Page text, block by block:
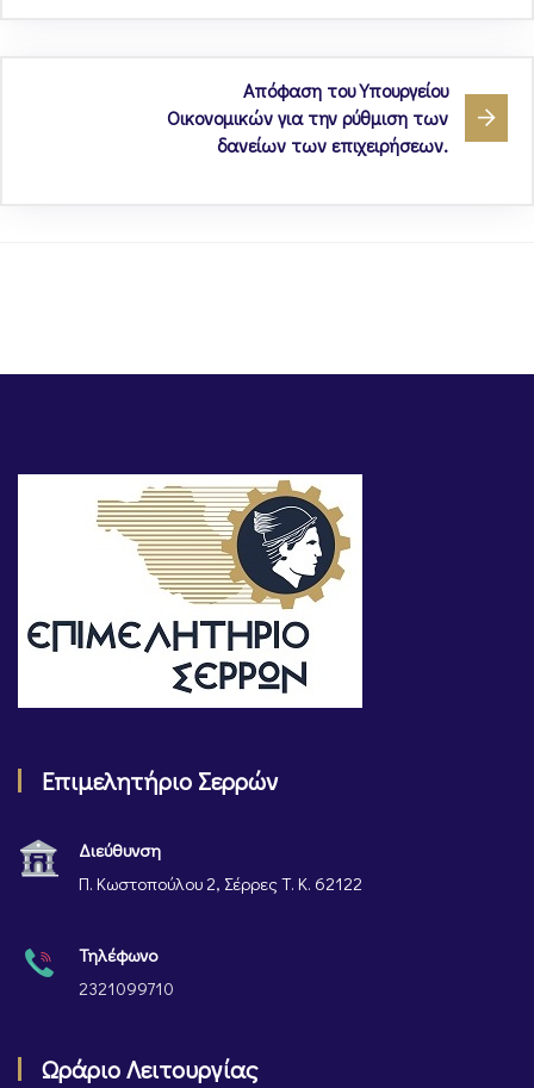
Απόφαση του Υπουργείου
Οικονομικών για την ρύθμιση των
δανείων των επιχειρήσεων.
Επιμελητήριο Σερρών
Διεύθυνση
Π. Κωστοπούλου 2, Σέρρες Τ. Κ. 62122
Τηλέφωνο
2321099710
Ωράριο Λειτουργίας